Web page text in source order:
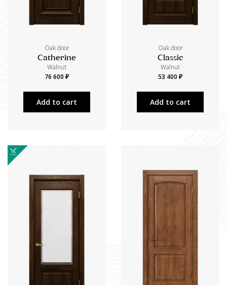
Oak door
Catherine
Walnut
76 600 ₽
Add to cart
Oak door
Classic
Walnut
53 400 ₽
Add to cart